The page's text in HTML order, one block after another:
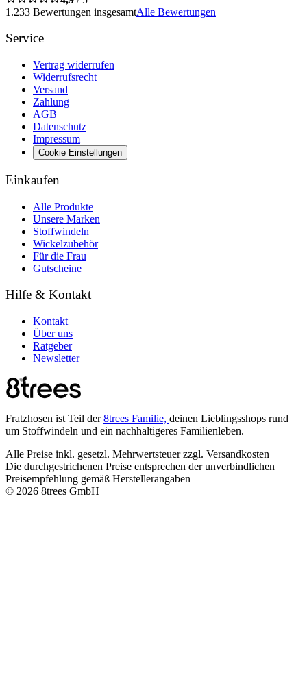
1.233 Bewertungen insgesamtAlle Bewertungen
Service
Vertrag widerrufen
Widerrufsrecht
Versand
Zahlung
AGB
Datenschutz
Impressum
Cookie Einstellungen
Einkaufen
Alle Produkte
Unsere Marken
Stoffwindeln
Wickelzubehör
Für die Frau
Gutscheine
Hilfe & Kontakt
Kontakt
Über uns
Ratgeber
Newsletter
Fratzhosen ist Teil der8trees Familie, deinen Lieblingsshops rund
um Stoffwindeln und ein nachhaltigeres Familienleben.
Alle Preise inkl. gesetzl. Mehrwertsteuer zzgl. Versandkosten
Die durchgestrichenen Preise entsprechen der unverbindlichen
Preisempfehlung gemäß Herstellerangaben
© 2026 8trees GmbH